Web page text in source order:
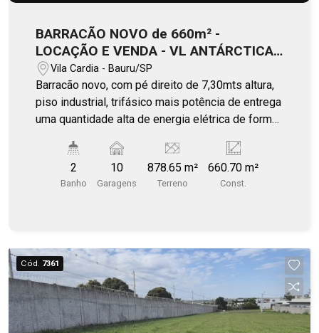
BARRACÃO NOVO de 660m² -
LOCAÇÃO E VENDA - VL ANTÁRCTICA/
BAURU
Vila Cardia - Bauru/SP
Barracão novo, com pé direito de 7,30mts altura,
piso industrial, trifásico mais potência de entrega
uma quantidade alta de energia elétrica de forma
painel Strel frame PIR. Com autorização de
atividades comercial e industrial, oferece
oportunidade multi uso de negócios. Portas em
Salgado, no eixo Rondon com Av. Rodrigues
Alves. Obras concluídas na 1ª. quinzena de
agosto/26.
2
Banho
10
Garagens
878.65 m²
Terreno
660.70 m²
Const.
Cód. 7361